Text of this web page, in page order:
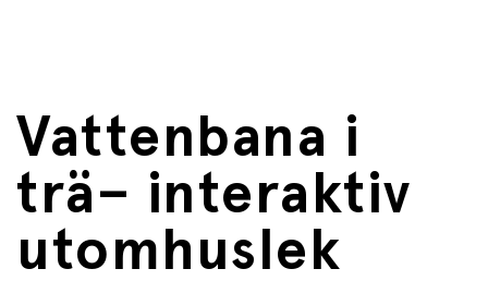
Vattenbana i
trä– interaktiv
utomhuslek